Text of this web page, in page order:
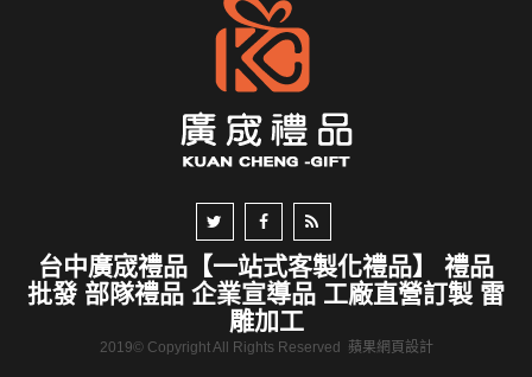
台中廣宬禮品【一站式客製化禮品】 禮品
批發 部隊禮品 企業宣導品 工廠直營訂製 雷
雕加工
2019© Copyright All Rights Reserved 蘋果網頁設計